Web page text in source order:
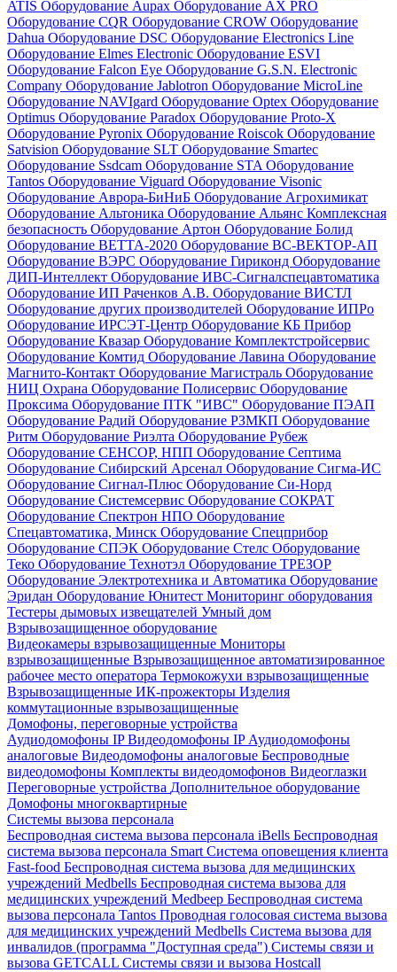
ATIS Оборудование Aupax Оборудование AX PRO
Оборудование CQR Оборудование CROW Оборудование
Dahua Оборудование DSC Оборудование Electronics Line
Оборудование Elmes Electronic Оборудование ESVI
Оборудование Falcon Eye Оборудование G.S.N. Electronic
Company Оборудование Jablotron Оборудование MicroLine
Оборудование NAVIgard Оборудование Optex Оборудование
Optimus Оборудование Paradox Оборудование Proto-X
Оборудование Pyronix Оборудование Roiscok Оборудование
Satvision Оборудование SLT Оборудование Smartec
Оборудование Ssdcam Оборудование STA Оборудование
Tantos Оборудование Viguard Оборудование Visonic
Оборудование Аврора-БиНиБ Оборудование Агрохимикат
Оборудование Альтоника Оборудование Альянс Комплексная
безопасность Оборудование Артон Оборудование Болид
Оборудование ВЕТТА-2020 Оборудование ВС-ВЕКТОР-АП
Оборудование ВЭРС Оборудование Гириконд Оборудование
ДИП-Интеллект Оборудование ИВС-Сигналспецавтоматика
Оборудование ИП Раченков А.В. Оборудование ВИСТЛ
Оборудование других производителей Оборудование ИПРо
Оборудование ИРСЭТ-Центр Оборудование КБ Прибор
Оборудование Квазар Оборудование Комплектстройсервис
Оборудование Комтид Оборудование Лавина Оборудование
Магнито-Контакт Оборудование Магистраль Оборудование
НИЦ Охрана Оборудование Полисервис Оборудование
Проксима Оборудование ПТК "ИВС" Оборудование ПЭАП
Оборудование Радий Оборудование РЗМКП Оборудование
Ритм Оборудование Риэлта Оборудование Рубеж
Оборудование СЕНСОР, НПП Оборудование Септима
Оборудование Сибирский Арсенал Оборудование Сигма-ИС
Оборудование Сигнал-Плюс Оборудование Си-Норд
Оборудование Системсервис Оборудование СОКРАТ
Оборудование Спектрон НПО Оборудование
Спецавтоматика, Минск Оборудование Спецприбор
Оборудование СПЭК Оборудование Стелс Оборудование
Теко Оборудование Технотэл Оборудование ТРЕЗОР
Оборудование Электротехника и Автоматика Оборудование
Эридан Оборудование Юнитест Мониторинг оборудования
Тестеры дымовых извещателей Умный дом
Взрывозащищенное оборудование
Видеокамеры взрывозащищенные Мониторы
взрывозащищенные Взрывозащищенное автоматизированное
рабочее место оператора Термокожухи взрывозащищенные
Взрывозащищенные ИК-прожекторы Изделия
коммутационные взрывозащищенные
Домофоны, переговорные устройства
Аудиодомофоны IPВидеодомофоны IP Аудиодомофоны
аналоговые Видеодомофоны аналоговые Беспроводные
видеодомофоны Комплекты видеодомофонов Видеоглазки
Переговорные устройства Дополнительное оборудование
Домофоны многоквартирные
Системы вызова персонала
Беспроводная система вызова персонала iBells Беспроводная
система вызова персонала Smart Система оповещения клиента
Fast-food Беспроводная система вызова для медицинских
учреждений Medbells Беспроводная система вызова для
медицинских учреждений Medbeep Беспроводная система
вызова персонала Tantos Проводная голосовая система вызова
для медицинских учреждений Medbells Система вызова для
инвалидов (программа "Доступная среда") Системы связи и
вызова GETCALL Системы связи и вызова Hostcall